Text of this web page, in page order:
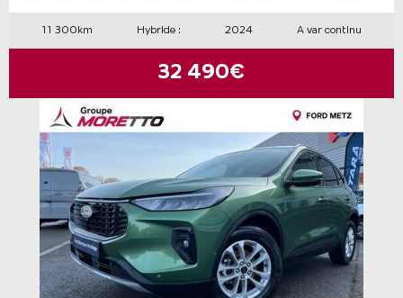
11 300km Hybride : 2024 A var continu
32 490€